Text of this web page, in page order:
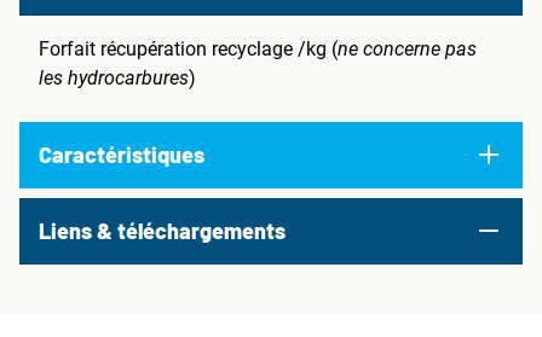
Forfait récupération recyclage /kg (ne concerne pas
les hydrocarbures)
Caractéristiques
Liens & téléchargements